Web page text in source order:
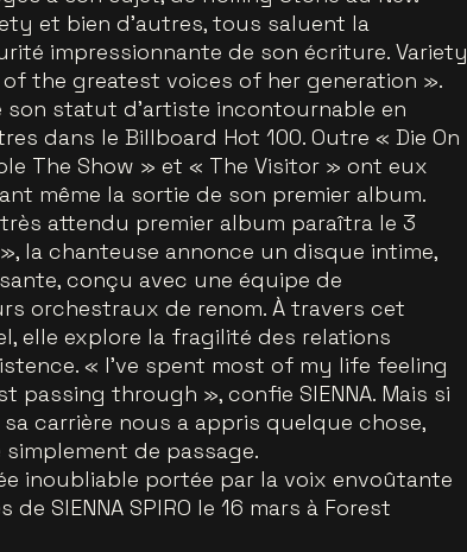
et bien d’autres, tous saluent la
impressionnante de son écriture. Variety
of the greatest voices of her generation ».
son statut d’artiste incontournable en
dans le Billboard Hot 100. Outre « Die On
The Show » et « The Visitor » ont eux
même la sortie de son premier album.
attendu premier album paraîtra le 3
la chanteuse annonce un disque intime,
conçu avec une équipe de
orchestraux de renom. À travers cet
elle explore la fragilité des relations
« I’ve spent most of my life feeling
passing through », confie SIENNA. Mais si
carrière nous a appris quelque chose,
simplement de passage.
inoubliable portée par la voix envoûtante
SIENNA SPIRO le 16 mars à Forest